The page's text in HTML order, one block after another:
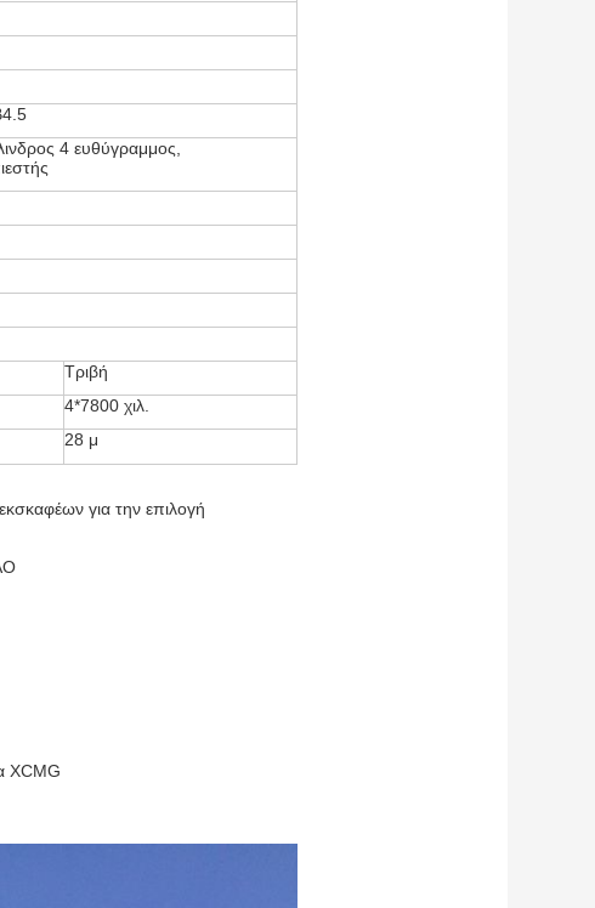
4 ευθύγραμμος,
Τριβή
4*7800 χιλ.
28 μ
για την επιλογή
XCMG